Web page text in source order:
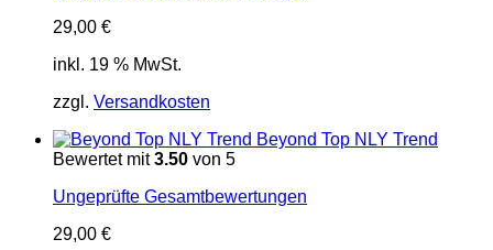
29,00 €
inkl. 19 % MwSt.
zzgl. Versandkosten
Beyond Top NLY Trend
Bewertet mit3.50 von 5
Ungeprüfte Gesamtbewertungen
29,00 €